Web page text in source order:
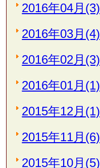
2016年04月(3)
2016年03月(4)
2016年02月(3)
2016年01月(1)
2015年12月(1)
2015年11月(6)
2015年10月(5)